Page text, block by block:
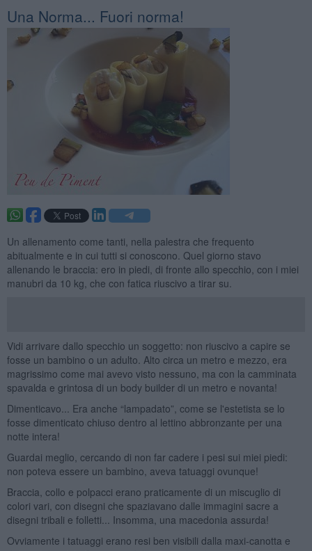
Una Norma... Fuori norma!
Un allenamento come tanti, nella palestra che frequento
abitualmente e in cui tutti si conoscono. Quel giorno stavo
allenando le braccia: ero in piedi, di fronte allo specchio, con i miei
manubri da 10 kg, che con fatica riuscivo a tirar su.
Vidi arrivare dallo specchio un soggetto: non riuscivo a capire se
fosse un bambino o un adulto. Alto circa un metro e mezzo, era
magrissimo come mai avevo visto nessuno, ma con la camminata
spavalda e grintosa di un body builder di un metro e novanta!
Dimenticavo... Era anche “lampadato”, come se l'estetista se lo
fosse dimenticato chiuso dentro al lettino abbronzante per una
notte intera!
Guardai meglio, cercando di non far cadere i pesi sui miei piedi:
non poteva essere un bambino, aveva tatuaggi ovunque!
Braccia, collo e polpacci erano praticamente di un miscuglio di
colori vari, con disegni che spaziavano dalle immagini sacre a
disegni tribali e folletti... Insomma, una macedonia assurda!
Ovviamente i tatuaggi erano resi ben visibili dalla maxi-canotta e